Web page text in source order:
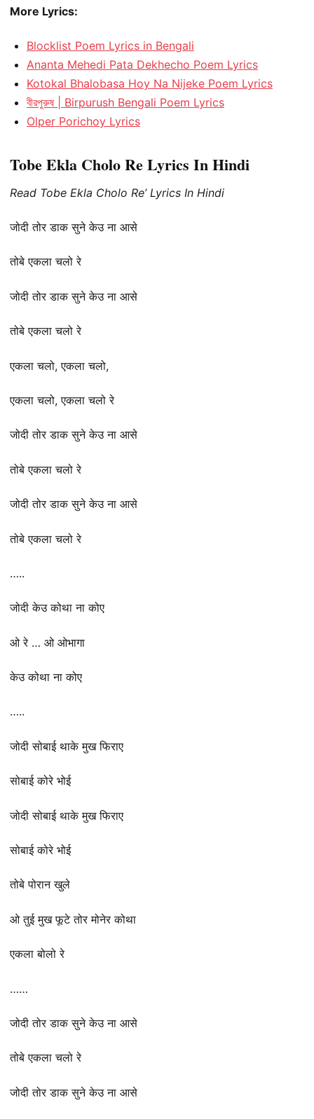
More Lyrics:
Blocklist Poem Lyrics in Bengali
Ananta Mehedi Pata Dekhecho Poem Lyrics
Kotokal Bhalobasa Hoy Na Nijeke Poem Lyrics
বীরপুরুষ | Birpurush Bengali Poem Lyrics
Olper Porichoy Lyrics
Tobe Ekla Cholo Re Lyrics In Hindi
Read Tobe Ekla Cholo Re’ Lyrics In Hindi
जोदी तोर डाक सुने केउ ना आसे
तोबे एकला चलो रे
जोदी तोर डाक सुने केउ ना आसे
तोबे एकला चलो रे
एकला चलो, एकला चलो,
एकला चलो, एकला चलो रे
जोदी तोर डाक सुने केउ ना आसे
तोबे एकला चलो रे
जोदी तोर डाक सुने केउ ना आसे
तोबे एकला चलो रे
…..
जोदी केउ कोथा ना कोए
ओ रे … ओ ओभागा
केउ कोथा ना कोए
…..
जोदी सोबाई थाके मुख फिराए
सोबाई कोरे भोई
जोदी सोबाई थाके मुख फिराए
सोबाई कोरे भोई
तोबे पोरान खुले
ओ तुई मुख फूटे तोर मोनेर कोथा
एकला बोलो रे
……
जोदी तोर डाक सुने केउ ना आसे
तोबे एकला चलो रे
जोदी तोर डाक सुने केउ ना आसे